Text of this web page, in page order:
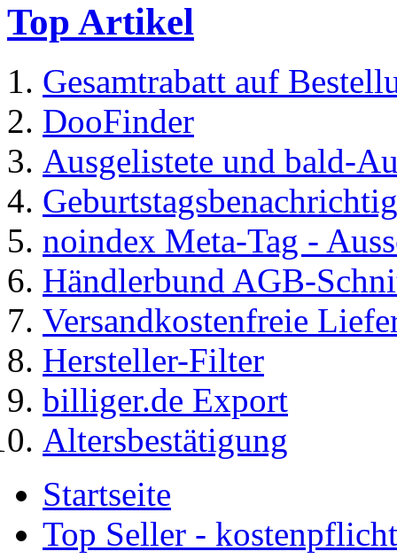
Top Artikel
Gesamtrabatt auf
DooFinder
Ausgelistete und bald-
noindex Meta-Tag -
Händlerbund AGB-
Versandkostenfreie
Hersteller-Filter
billiger.de Export
Altersbestätigung
Startseite
Top Seller -